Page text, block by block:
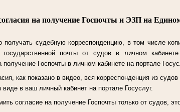
на получение Госпочты и ЭЗП на
получать судебную корреспонденцию, в том числе
государственной почты от судов в личном
Госпочты в личном кабинете на портале
как показано в видео, вся корреспонденция из
виде в ваш личный кабинет на портале Госуслуг.
согласие на получение Госпочты только от судов,